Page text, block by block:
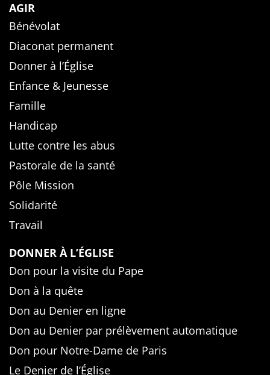
AGIR
Bénévolat
Diaconat permanent
Donner à l’Église
Enfance & Jeunesse
Famille
Handicap
Lutte contre les abus
Pastorale de la santé
Pôle Mission
Solidarité
Travail
DONNER À L’ÉGLISE
Don pour la visite du Pape
Don à la quête
Don au Denier en ligne
Don au Denier par prélèvement automatique
Don pour Notre-Dame de Paris
Le Denier de l’Église